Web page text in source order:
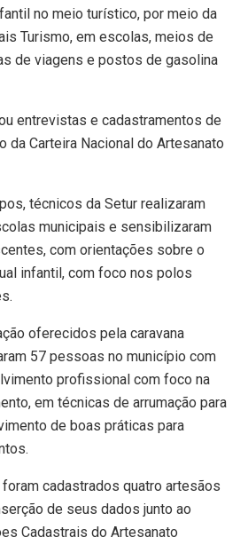
no meio turístico, por meio da
Turismo, em escolas, meios de
de viagens e postos de gasolina
entrevistas e cadastramentos de
da Carteira Nacional do Artesanato
técnicos da Setur realizaram
municipais e sensibilizaram
com orientações sobre o
infantil, com foco nos polos
oferecidos pela caravana
57 pessoas no município com
profissional com foco na
em técnicas de arrumação para
de boas práticas para
cadastrados quatro artesãos
de seus dados junto ao
Cadastrais do Artesanato